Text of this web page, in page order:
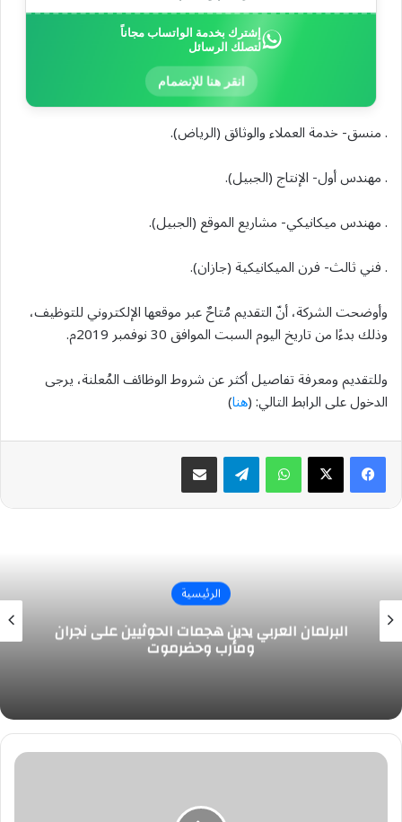
إشترك بخدمة الواتساب مجاناً
لتصلك الرسائل
انقر هنا للإنضمام
. منسق- خدمة العملاء والوثائق (الرياض).
. مهندس أول- الإنتاج (الجبيل).
. مهندس ميكانيكي- مشاريع الموقع (الجبيل).
. فني ثالث- فرن الميكانيكية (جازان).
وأوضحت الشركة، أنّ التقديم مُتاحٌ عبر موقعها الإلكتروني للتوظيف،
وذلك بدءًا من تاريخ اليوم السبت الموافق 30 نوفمبر 2019م.
وللتقديم ومعرفة تفاصيل أكثر عن شروط الوظائف المُعلنة، يرجى
الدخول على الرابط التالي: (هنا)
واتسابتيلقرام مشاركة عبر البريد
الرئيسية
البرلمان العربي يدين هجمات الحوثيين على نجران
ومأرب وحضرموت
#وظائف